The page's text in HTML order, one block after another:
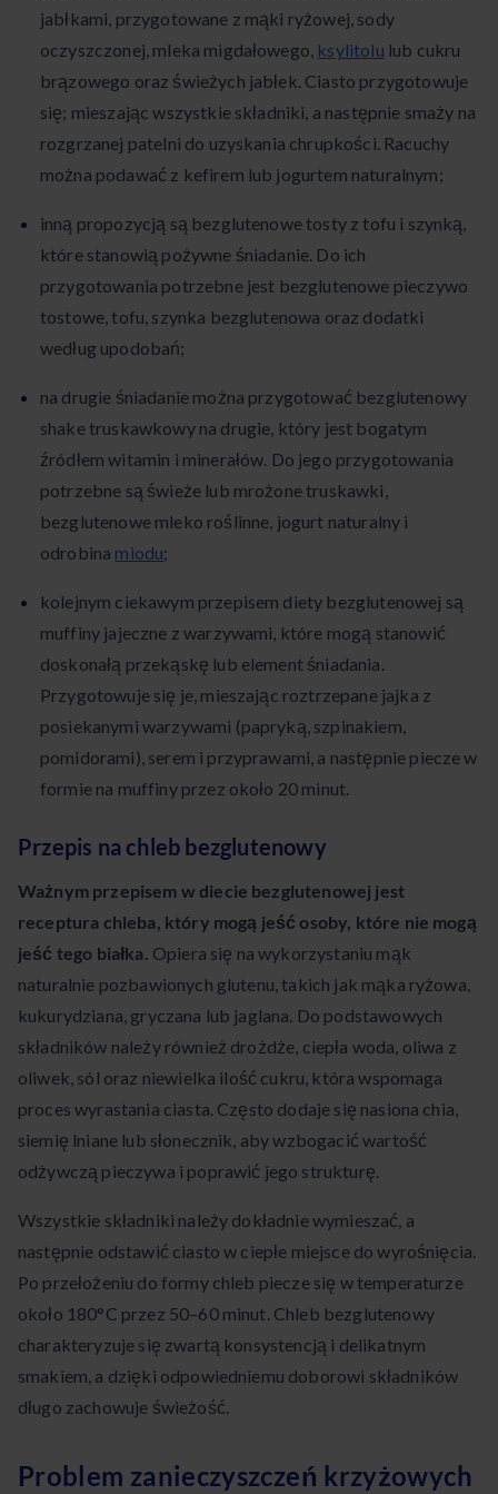
jabłkami, przygotowane z mąki ryżowej, sody
oczyszczonej, mleka migdałowego, ksylitolu lub cukru
brązowego oraz świeżych jabłek. Ciasto przygotowuje
się; mieszając wszystkie składniki, a następnie smaży na
rozgrzanej patelni do uzyskania chrupkości. Racuchy
można podawać z kefirem lub jogurtem naturalnym;
inną propozycją są bezglutenowe tosty z tofu i szynką,
które stanowią pożywne śniadanie. Do ich
przygotowania potrzebne jest bezglutenowe pieczywo
tostowe, tofu, szynka bezglutenowa oraz dodatki
według upodobań;
na drugie śniadanie można przygotować bezglutenowy
shake truskawkowy na drugie, który jest bogatym
źródłem witamin i minerałów. Do jego przygotowania
potrzebne są świeże lub mrożone truskawki,
bezglutenowe mleko roślinne, jogurt naturalny i
odrobina miodu;
kolejnym ciekawym przepisem diety bezglutenowej są
muffiny jajeczne z warzywami, które mogą stanowić
doskonałą przekąskę lub element śniadania.
Przygotowuje się je, mieszając roztrzepane jajka z
posiekanymi warzywami (papryką, szpinakiem,
pomidorami), serem i przyprawami, a następnie piecze w
formie na muffiny przez około 20 minut.
Przepis na chleb bezglutenowy
Ważnym przepisem w diecie bezglutenowej jest
receptura chleba, który mogą jeść osoby, które nie mogą
jeść tego białka. Opiera się na wykorzystaniu mąk
naturalnie pozbawionych glutenu, takich jak mąka ryżowa,
kukurydziana, gryczana lub jaglana. Do podstawowych
składników należy również drożdże, ciepła woda, oliwa z
oliwek, sól oraz niewielka ilość cukru, która wspomaga
proces wyrastania ciasta. Często dodaje się nasiona chia,
siemię lniane lub słonecznik, aby wzbogacić wartość
odżywczą pieczywa i poprawić jego strukturę.
Wszystkie składniki należy dokładnie wymieszać, a
następnie odstawić ciasto w ciepłe miejsce do wyrośnięcia.
Po przełożeniu do formy chleb piecze się w temperaturze
około 180°C przez 50–60 minut. Chleb bezglutenowy
charakteryzuje się zwartą konsystencją i delikatnym
smakiem, a dzięki odpowiedniemu doborowi składników
długo zachowuje świeżość.
Problem zanieczyszczeń krzyżowych